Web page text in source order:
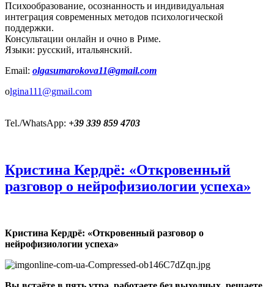
Психообразование, осознанность и индивидуальная
интеграция современных методов психологической
поддержки.
Консультации онлайн и очно в Риме.
Языки: русский, итальянский.
Email: olgasumarokova11@gmail.com
olgina111@gmail.com
Tel./WhatsApp: +39 339 859 4703
Кристина Кердрё: «Откровенный
разговор о нейрофизиологии успеха»
Кристина Кердрё: «Откровенный разговор о
нейрофизиологии успеха»